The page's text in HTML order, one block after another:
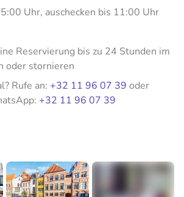
Uhr, auschecken bis 11:00 Uhr
Reservierung bis zu 24 Stunden im
oder stornieren
Rufe an: +32 11 96 07 39 oder
+32 11 96 07 39